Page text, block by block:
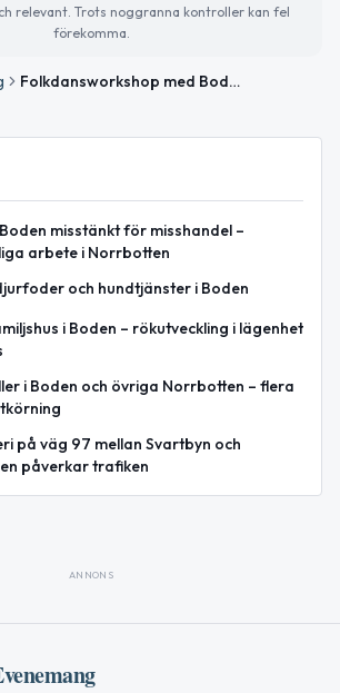
relevant. Trots noggranna kontroller kan fel
förekomma.
Folkdansworkshop med Bodens Spelmän
misstänkt för misshandel –
arbete i Norrbotten
och hundtjänster i Boden
i Boden – rökutveckling i lägenhet
i Boden och övriga Norrbotten – flera
på väg 97 mellan Svartbyn och
påverkar trafiken
ANNONS